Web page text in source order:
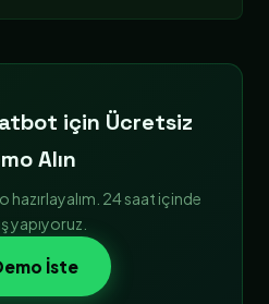
için Ücretsiz
Alın
hazırlayalım. 24 saat içinde
yapıyoruz.
İste